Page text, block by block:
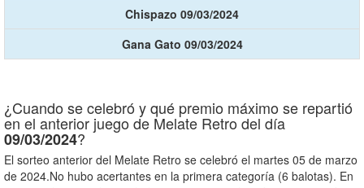
Chispazo 09/03/2024
Gana Gato 09/03/2024
¿Cuando se celebró y qué premio máximo se repartió
en el anterior juego de Melate Retro del día
09/03/2024?
El sorteo anterior del Melate Retro se celebró el martes 05 de marzo
de 2024.No hubo acertantes en la primera categoría (6 balotas). En